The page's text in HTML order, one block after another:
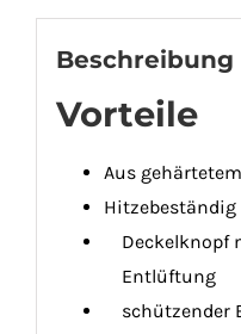
Größen
Menge
Beschreibung
Vorteile
Aus
Hitzebeständig
Deckelknopf
Entlüftung
schützender